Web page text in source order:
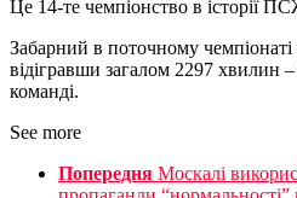
Це 14-те чемпіонство в історії
Забарний в поточному чемпіонаті
відігравши загалом 2297 хвилин
команді.
See more
Попередня Москалі